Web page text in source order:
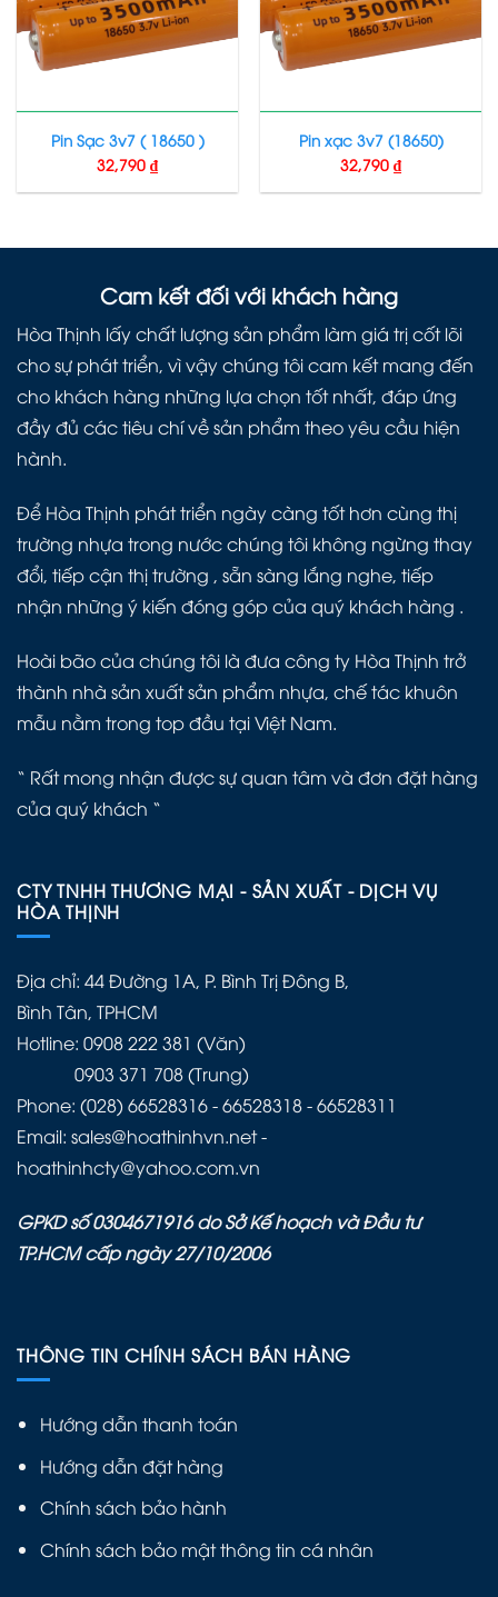
Pin Sạc 3v7 ( 18650 )
32,790 ₫
Pin xạc 3v7 (18650)
32,790 ₫
Cam kết đối với khách hàng
Hòa Thịnh lấy chất lượng sản phẩm làm giá trị cốt lõi
cho sự phát triển, vì vậy chúng tôi cam kết mang đến
cho khách hàng những lựa chọn tốt nhất, đáp ứng
đầy đủ các tiêu chí về sản phẩm theo yêu cầu hiện
hành.
Để Hòa Thịnh phát triển ngày càng tốt hơn cùng thị
trường nhựa trong nước chúng tôi không ngừng thay
đổi, tiếp cận thị trường , sẵn sàng lắng nghe, tiếp
nhận những ý kiến đóng góp của quý khách hàng .
Hoài bão của chúng tôi là đưa công ty Hòa Thịnh trở
thành nhà sản xuất sản phẩm nhựa, chế tác khuôn
mẫu nằm trong top đầu tại Việt Nam.
“ Rất mong nhận được sự quan tâm và đơn đặt hàng
của quý khách “
CTY TNHH THƯƠNG MẠI - SẢN XUẤT - DỊCH VỤ
HÒA THỊNH
Địa chỉ: 44 Đường 1A, P. Bình Trị Đông B,
Bình Tân, TPHCM
Hotline: 0908 222 381 (Văn)
0903 371 708 (Trung)
Phone: (028) 66528316 - 66528318 - 66528311
Email: sales@hoathinhvn.net -
hoathinhcty@yahoo.com.vn
GPKD số 0304671916 do Sở Kế hoạch và Đầu tư
TP.HCM cấp ngày 27/10/2006
THÔNG TIN CHÍNH SÁCH BÁN HÀNG
Hướng dẫn thanh toán
Hướng dẫn đặt hàng
Chính sách bảo hành
Chính sách bảo mật thông tin cá nhân